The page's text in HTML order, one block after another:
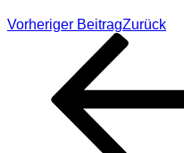
Vorheriger BeitragZurück